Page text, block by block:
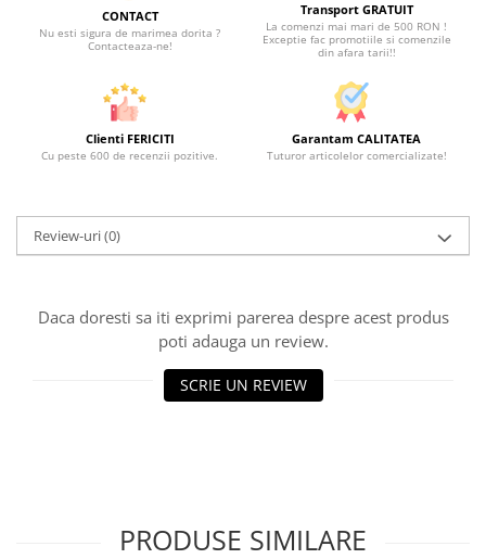
CONTACT
Nu esti sigura de marimea dorita ?
Contacteaza-ne!
Transport GRATUIT
La comenzi mai mari de 500 RON !
Exceptie fac promotiile si comenzile
din afara tarii!!
Clienti FERICITI
Cu peste 600 de recenzii pozitive.
Garantam CALITATEA
Tuturor articolelor comercializate!
Review-uri(0)
Daca doresti sa iti exprimi parerea despre acest produs
poti adauga un review.
SCRIE UN REVIEW
PRODUSE SIMILARE